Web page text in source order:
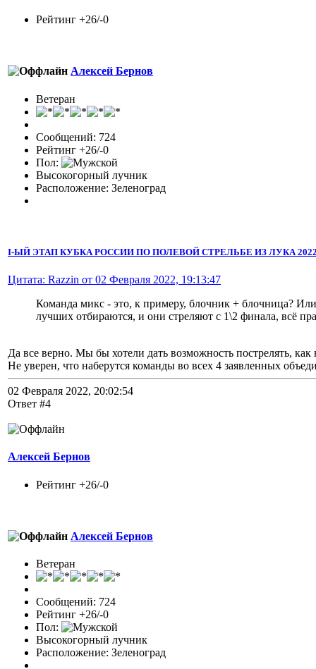
Рейтинг +26/-0
Алексей Бернов
Ветеран
Сообщений: 724
Рейтинг +26/-0
Пол:
Высокогорный лучник
Расположение: Зеленоград
I-ЫЙ ЭТАП КУБКА РОССИИ ПО ПОЛЕВОЙ СТРЕЛЬБЕ ИЗ ЛУКА 2022
Цитата: Razzin от 02 Февраля 2022, 19:13:47
Команда микс - это, к примеру, блочник + блочница?
лучших отбираются, и они стреляют с 1\2 финала, всё
Да все верно. Мы бы хотели дать возможность пострелять,
Не уверен, что наберутся команды во всех 4 заявленных
02 Февраля 2022, 20:02:54
Ответ #4
Алексей Бернов
Рейтинг +26/-0
Алексей Бернов
Ветеран
Сообщений: 724
Рейтинг +26/-0
Пол:
Высокогорный лучник
Расположение: Зеленоград